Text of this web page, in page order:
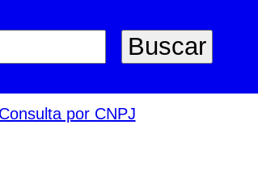
Consulta por CNPJ